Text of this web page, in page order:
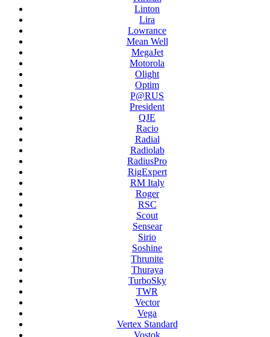
Linton
Lira
Lowrance
Mean Well
MegaJet
Motorola
Olight
Optim
P@RUS
President
QJE
Racio
Radial
Radiolab
RadiusPro
RigExpert
RM Italy
Roger
RSC
Scout
Sensear
Sirio
Soshine
Thrunite
Thuraya
TurboSky
TWR
Vector
Vega
Vertex Standard